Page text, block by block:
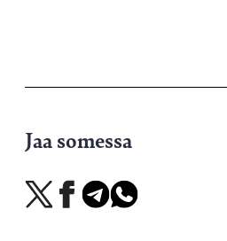
Jaa somessa
Jaa
X-
Jaa
Facebookissa
Jaa
Telegramissa
Jaa
WhatsAppissa